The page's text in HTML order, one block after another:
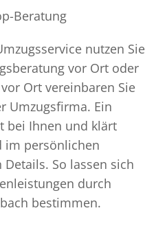
Beratung
nutzen Sie
vor Ort oder
Ort vereinbaren Sie
Umzugsfirma. Ein
bei Ihnen und klärt
im persönlichen
So lassen sich
durch
bestimmen.